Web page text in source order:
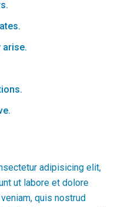
arise.
adipisicing elit,
ut labore et dolore
quis nostrud